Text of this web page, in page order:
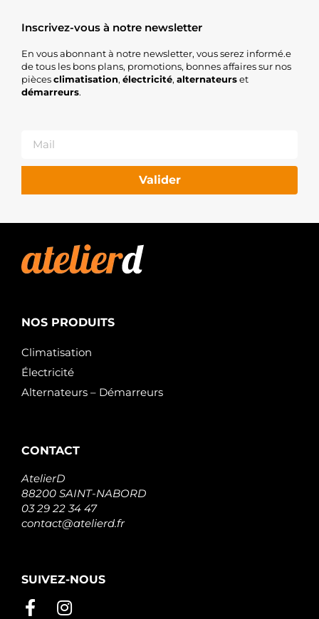
Inscrivez-vous à notre newsletter
En vous abonnant à notre newsletter, vous serez informé.e
de tous les bons plans, promotions, bonnes affaires sur nos
piècesclimatisation, électricité, alternateurset
démarreurs.
Valider
NOS PRODUITS
Climatisation
Électricité
Alternateurs – Démarreurs
CONTACT
AtelierD
88200 SAINT-NABORD
03 29 22 34 47
contact@atelierd.fr
SUIVEZ-NOUS